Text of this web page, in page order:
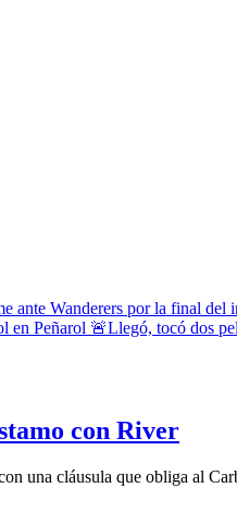
ante Wanderers por la final del
en Peñarol 🚨Llegó, tocó dos
con River
una cláusula que obliga al